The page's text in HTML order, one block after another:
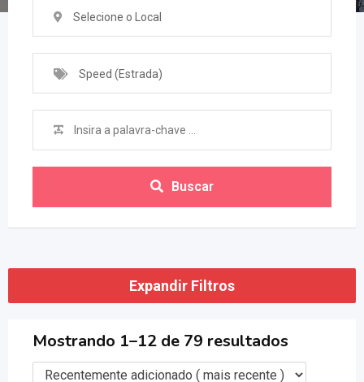
Selecione o Local
Speed (Estrada)
Buscar
Expandir Filtros
Mostrando 1–12 de 79 resultados